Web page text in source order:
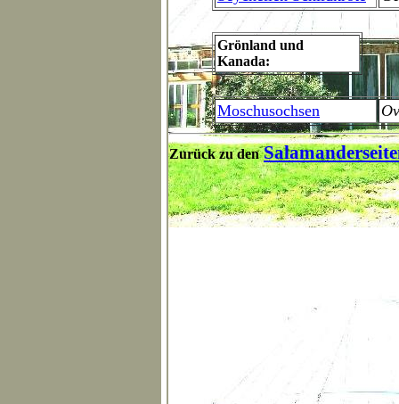
Grönland und
Kanada:
Moschusochsen
Zurück zu den